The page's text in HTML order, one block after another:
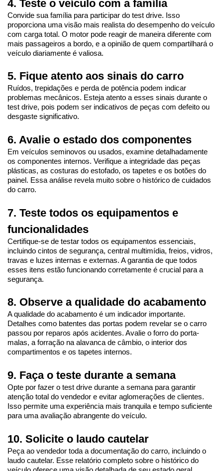
4. Teste o veículo com a família
Convide sua família para participar do test drive. Isso
proporciona uma visão mais realista do desempenho do veículo
com carga total. O motor pode reagir de maneira diferente com
mais passageiros a bordo, e a opinião de quem compartilhará o
veículo diariamente é valiosa.
5. Fique atento aos sinais do carro
Ruídos, trepidações e perda de potência podem indicar
problemas mecânicos. Esteja atento a esses sinais durante o
test drive, pois podem ser indicativos de peças com defeito ou
desgaste significativo.
6. Avalie o estado dos componentes
Em veículos seminovos ou usados, examine detalhadamente
os componentes internos. Verifique a integridade das peças
plásticas, as costuras do estofado, os tapetes e os botões do
painel. Essa análise revela muito sobre o histórico de cuidados
do carro.
7. Teste todos os equipamentos e
funcionalidades
Certifique-se de testar todos os equipamentos essenciais,
incluindo cintos de segurança, central multimídia, freios, vidros,
travas e luzes internas e externas. A garantia de que todos
esses itens estão funcionando corretamente é crucial para a
segurança.
8. Observe a qualidade do acabamento
A qualidade do acabamento é um indicador importante.
Detalhes como batentes das portas podem revelar se o carro
passou por reparos após acidentes. Avalie o forro do porta-
malas, a forração na alavanca de câmbio, o interior dos
compartimentos e os tapetes internos.
9. Faça o teste durante a semana
Opte por fazer o test drive durante a semana para garantir
atenção total do vendedor e evitar aglomerações de clientes.
Isso permite uma experiência mais tranquila e tempo suficiente
para uma avaliação abrangente do veículo.
10. Solicite o laudo cautelar
Peça ao vendedor toda a documentação do carro, incluindo o
laudo cautelar. Esse relatório completo sobre o histórico do